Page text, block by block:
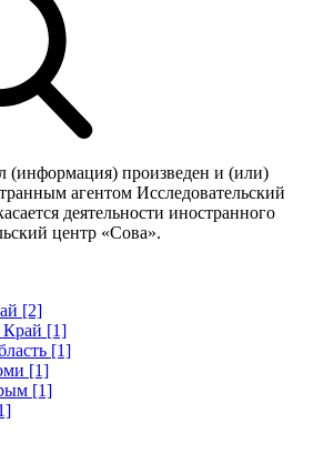
(информация) произведен и (или)
агентом Исследовательский
деятельности иностранного
центр «Сова».
[2]
Край [1]
[1]
[1]
[1]